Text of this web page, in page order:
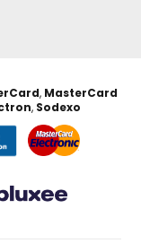
, MasterCard
, Sodexo